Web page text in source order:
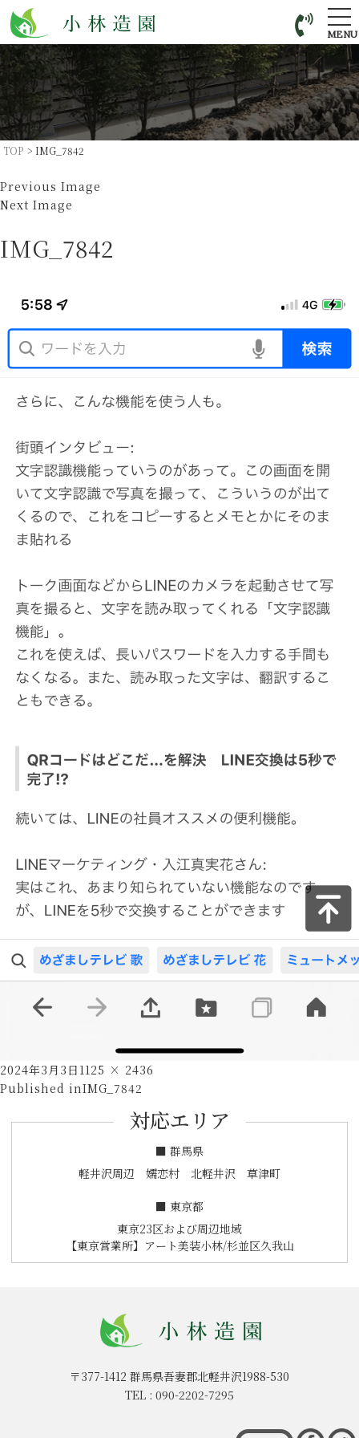
MENU
TOP >IMG_7842
Previous Image
Next Image
IMG_7842
Posted
on
2024年3月3日 Full
size
1125 × 2436
投
ン
Published inIMG_7842
対応エリア
■ 群馬県
軽井沢周辺 嬬恋村 北軽井沢 草津町
■ 東京都
東京23区および周辺地域
【東京営業所】アート美装小林/杉並区久我山
〒377-1412 群馬県吾妻郡北軽井沢1988-530
TEL : 090-2202-7295